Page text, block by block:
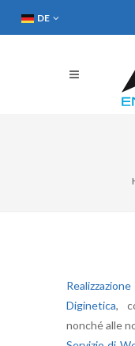
DE
Diginetica,
nonché alle